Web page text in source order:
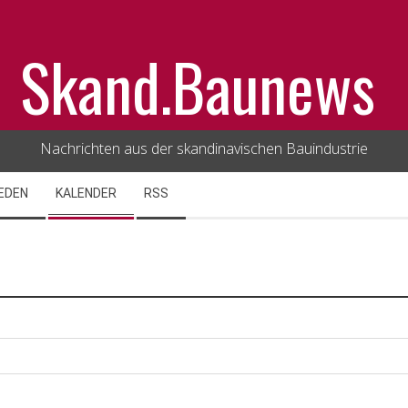
Skand.Baunews
Nachrichten aus der skandinavischen Bauindustrie
KALENDER RSS